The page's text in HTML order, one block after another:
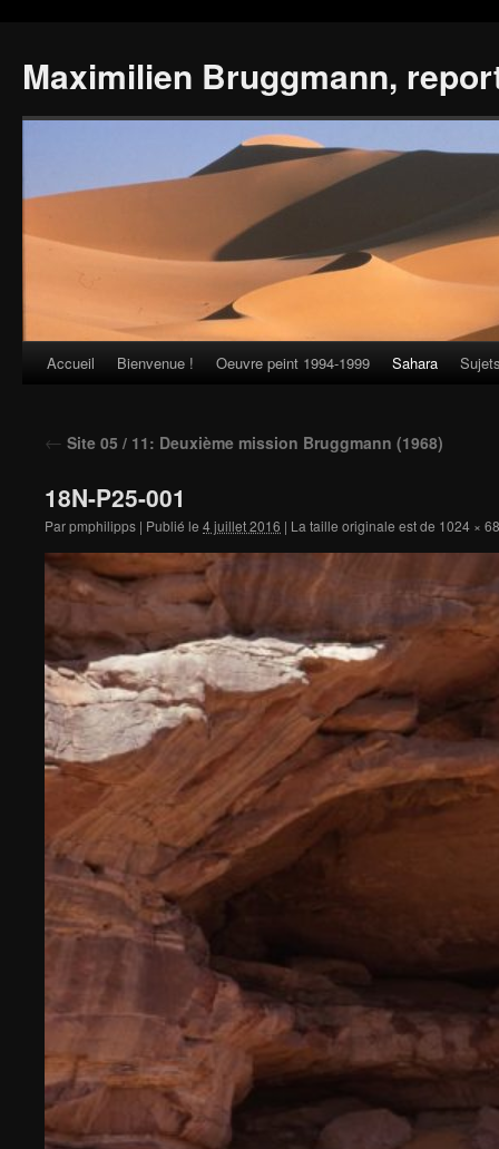
Maximilien Bruggmann,
Skip
content
Accueil Bienvenue ! Oeuvre peint 1994-1999 Sahara
← Site 05 / 11: Deuxième mission Bruggmann (1968)
18N-P25-001
Parpmphilipps | Publié le 4 juillet 2016 | La taille originale est de 1024 ×